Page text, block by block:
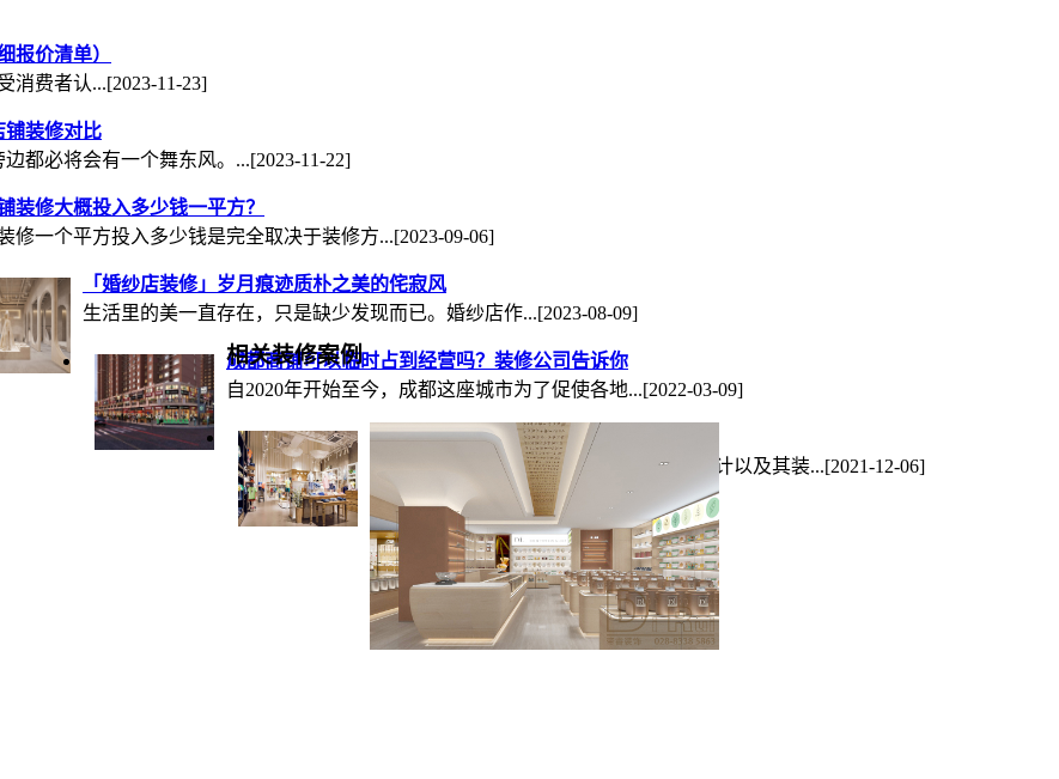
报价清单）
消费者认...[2023-11-23]
铺装修对比
都必将会有一个舞东风。...[2023-11-22]
装修大概投入多少钱一平方？
修一个平方投入多少钱是完全取决于装修方...[2023-09-06]
「婚纱店装修」岁月痕迹质朴之美的侘寂风
生活里的美一直存在，只是缺少发现而已。婚纱店作...[2023-08-09]
成都商铺可以临时占到经营吗？装修公司告诉你
自2020年开始至今，成都这座城市为了促使各地...[2022-03-09]
童装店装修设计三要素
今天我们就来聊聊如何进行童装店装修设计以及其装...[2021-12-06]
相关装修案例